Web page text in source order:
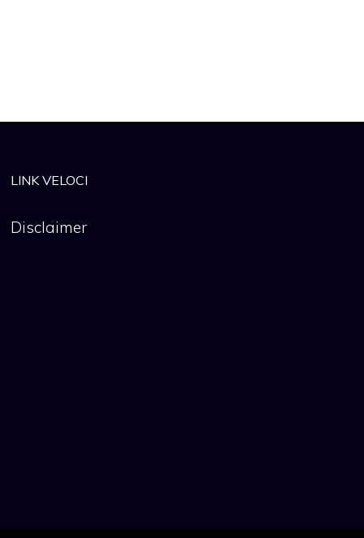
LINK VELOCI
Disclaimer